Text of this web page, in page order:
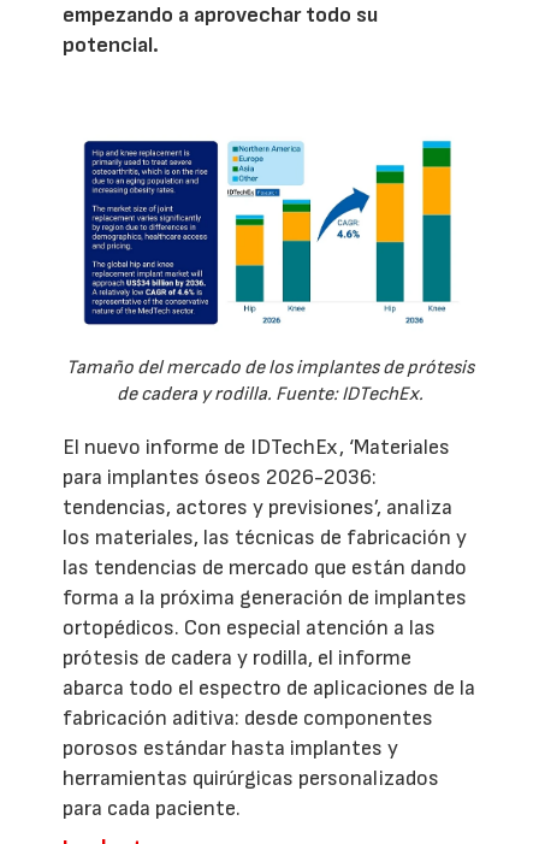
empezando a aprovechar todo su
potencial.
Tamaño del mercado de los implantes de prótesis
de cadera y rodilla. Fuente: IDTechEx.
El nuevo informe de IDTechEx, ‘Materiales
para implantes óseos 2026-2036:
tendencias, actores y previsiones’, analiza
los materiales, las técnicas de fabricación y
las tendencias de mercado que están dando
forma a la próxima generación de implantes
ortopédicos. Con especial atención a las
prótesis de cadera y rodilla, el informe
abarca todo el espectro de aplicaciones de la
fabricación aditiva: desde componentes
porosos estándar hasta implantes y
herramientas quirúrgicas personalizados
para cada paciente.